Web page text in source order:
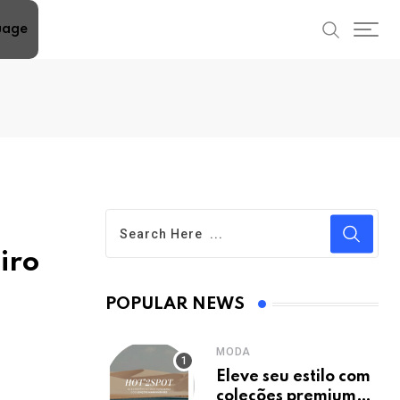
POPULAR NEWS
MODA
Eleve seu estilo com
coleções premium